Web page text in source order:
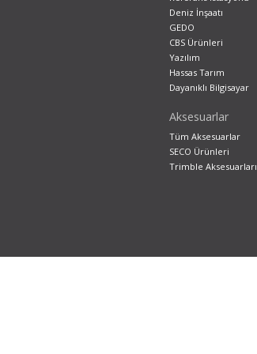
Deniz İnşaatı
GEDO
CBS Ürünleri
Yazılım
Hassas Tarım
Dayanıklı Bilgisayar
Aksesuarlar
Tüm Aksesuarlar
SECO Ürünleri
Trimble Aksesuarları